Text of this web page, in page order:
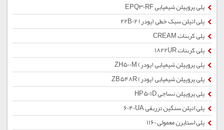
پلی پروپیلن شیمیایی EPQ30RF
پلی اتیلن سبک خطی (پودر) 22B02
پلی کربنات CREAM
پلی کربنات 1822UR
پلی پروپیلن شیمیایی (پودر) ZH500M
پلی پروپیلن شیمیایی (پودر) ZB548R
پلی پروپیلن نساجی HP501D
پلی اتیلن سنگین تزریقی 6040UA
پلی استایرن معمولی 1160